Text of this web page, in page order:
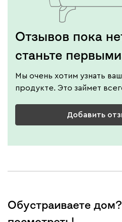
Отзывов пока
станьте
Мы очень хотим узнать
продукте. Это займет
Добавить
Обустраиваете